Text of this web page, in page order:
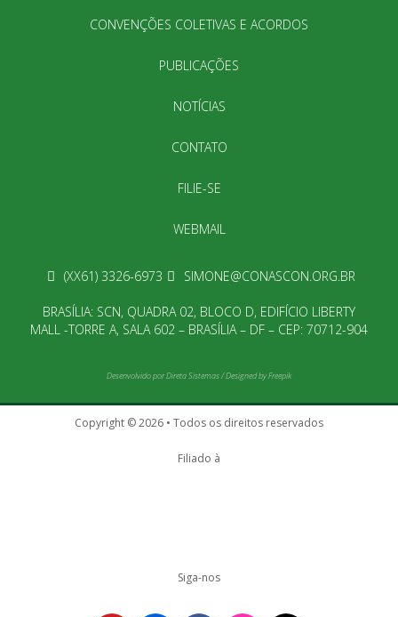
CONVENÇÕES COLETIVAS E ACORDOS
PUBLICAÇÕES
NOTÍCIAS
CONTATO
FILIE-SE
WEBMAIL
(XX61) 3326-6973 SIMONE@CONASCON.ORG.BR
BRASÍLIA: SCN, QUADRA 02, BLOCO D, EDIFÍCIO LIBERTY
MALL -TORRE A, SALA 602 – BRASÍLIA – DF – CEP: 70712-904
Desenvolvido porDireta Sistemas/Designed by Freepik
Copyright © 2026 • Todos os direitos reservados
Filiado à
Siga-nos